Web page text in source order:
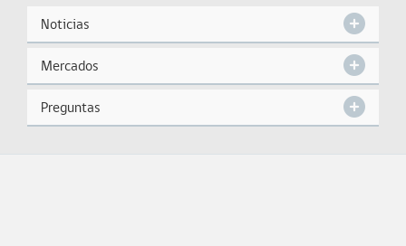
Noticias
Mercados
Preguntas